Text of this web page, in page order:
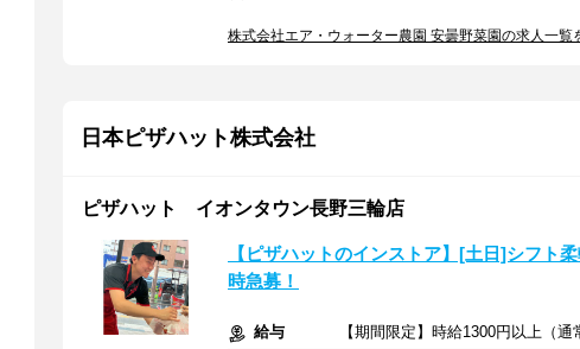
株式会社エア・ウォーター農園 安曇野菜園の求人一覧
日本ピザハット株式会社
ピザハット イオンタウン長野三輪店
【ピザハットのインストア】[土日]シフト
時急募！
給与
【期間限定】時給1300円以上（通